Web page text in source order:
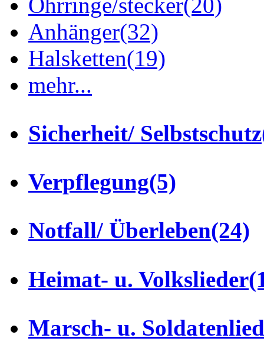
Anhänger(32)
Halsketten(19)
mehr...
Sicherheit/ Selbstschutz
Verpflegung(5)
Notfall/ Überleben(24)
Heimat- u. Volkslieder
Marsch- u.